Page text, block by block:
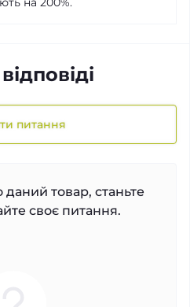
питання
товар, станьте
своє питання.